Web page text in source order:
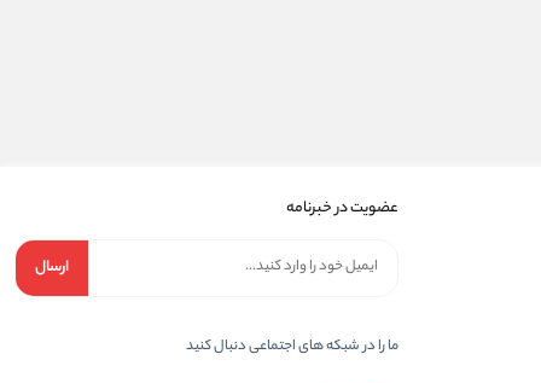
عضویت در خبرنامه
ارسال
ما را در شبکه های اجتماعی دنبال کنید